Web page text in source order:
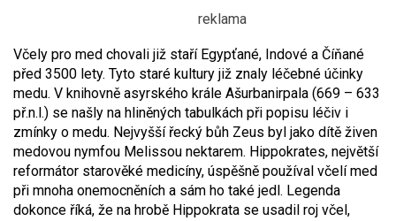
Včely pro med chovali již staří Egypťané, Indové a Číňané
před 3500 lety. Tyto staré kultury již znaly léčebné účinky
medu. V knihovně asyrského krále Ašurbanirpala (669 – 633
př.n.l.) se našly na hliněných tabulkách při popisu léčiv i
zmínky o medu. Nejvyšší řecký bůh Zeus byl jako dítě živen
medovou nymfou Melissou nektarem. Hippokrates, největší
reformátor starověké medicíny, úspěšně používal včelí med
při mnoha onemocněních a sám ho také jedl. Legenda
dokonce říká, že na hrobě Hippokrata se usadil roj včel,